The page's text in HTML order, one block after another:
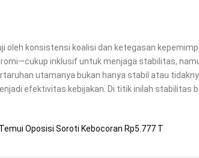
oleh konsistensi koalisi dan ketegasan
inklusif untuk menjaga stabilitas,
utamanya bukan hanya stabil atau
efektivitas kebijakan. Di titik inilah stabilitas
Oposisi Soroti Kebocoran Rp5.777 T